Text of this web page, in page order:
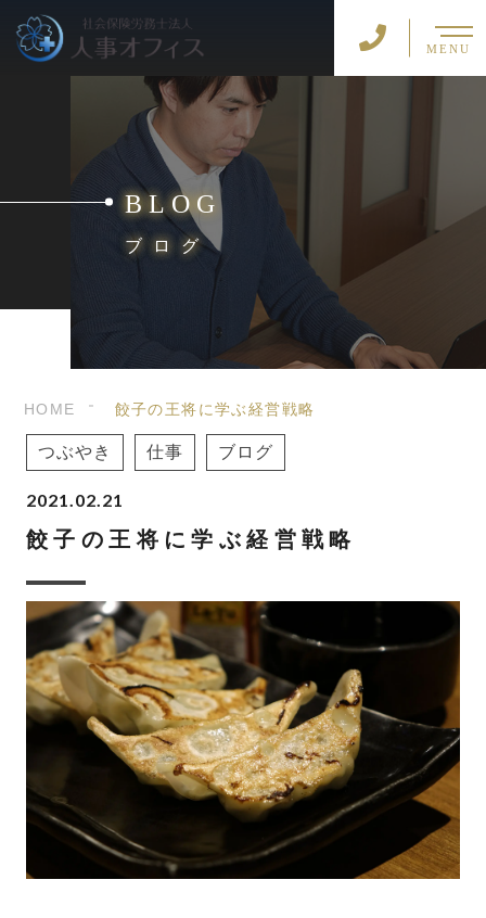
MENU
BLOG
ブログ
HOME 餃子の王将に学ぶ経営戦略
つぶやき 仕事 ブログ
2021.02.21
餃子の王将に学ぶ経営戦略